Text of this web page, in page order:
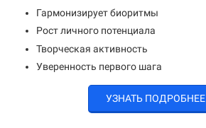
Гармонизирует биоритмы
Рост личного потенциала
Творческая активность
Уверенность первого шага
УЗНАТЬ ПОДРОБНЕЕ